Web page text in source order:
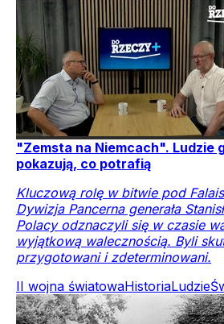
"Zemsta na Niemcach". Ludzie
pokazują, co potrafią
Kluczową rolę w bitwie pod
Dywizja Pancerna generała
Polacy odznaczyli się w czasie
wyjątkową walecznością. Byli
przygotowani i zdeterminowani.
II wojna światowaHistoriaLudzie